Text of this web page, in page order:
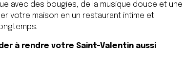
avec des bougies, de la musique douce et une
votre maison en un restaurant intime et
à rendre votre Saint-Valentin aussi